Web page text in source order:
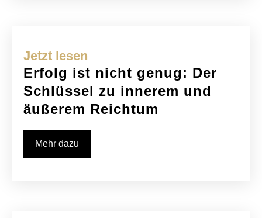
Jetzt lesen
Erfolg ist nicht genug: Der
Schlüssel zu innerem und
äußerem Reichtum
Mehr dazu